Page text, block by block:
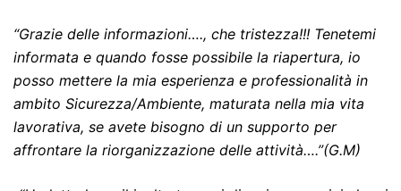
“Grazie delle informazioni…., che tristezza!!! Tenetemi
informata e quando fosse possibile la riapertura, io
posso mettere la mia esperienza e professionalità in
ambito Sicurezza/Ambiente, maturata nella mia vita
lavorativa, se avete bisogno di un supporto per
affrontare la riorganizzazione delle attività….”(G.M)